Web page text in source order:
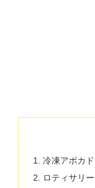
冷凍アボカ
ロティサリ